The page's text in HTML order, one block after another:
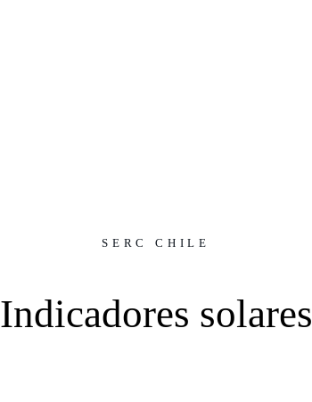
SERC CHILE
Indicadores solares